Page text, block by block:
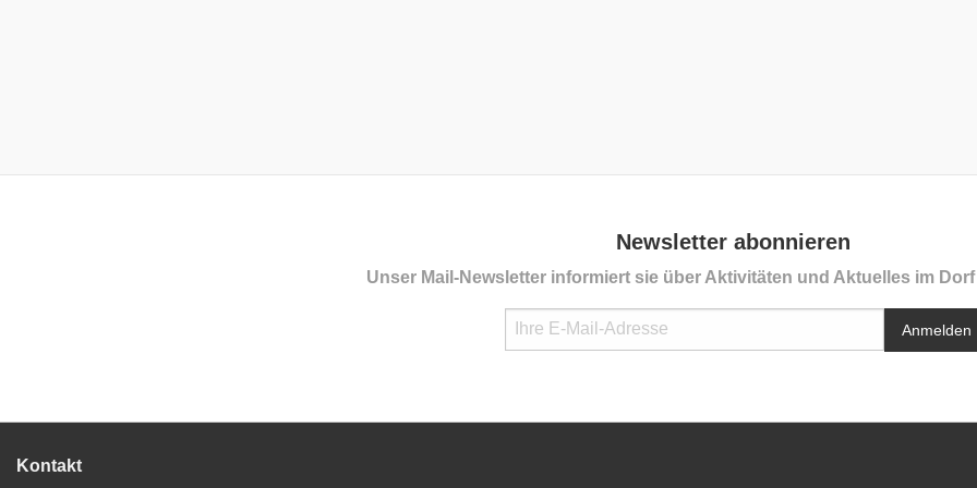
Newsletter abonnieren
Unser Mail-Newsletter informiert sie über Aktivitäten und Aktuelles im
Kontakt